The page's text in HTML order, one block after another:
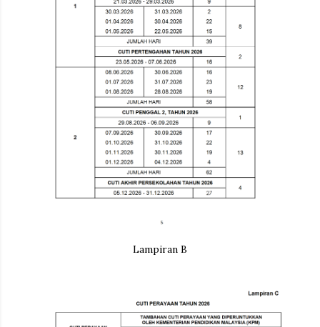
Lampiran B